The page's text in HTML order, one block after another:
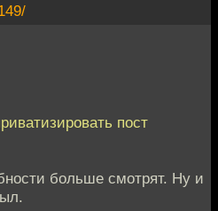
пост
больше смотрят. Ну и